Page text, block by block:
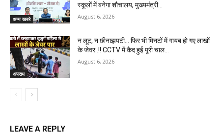
अन्य खबरे
स्कूलों में बनेगा शौचालय, मुख्यमंत्री...
August 6, 2026
अपराध
न लूट, न छीनाझपटी… फिर भी मिनटों में गायब हो गए लाखों
के जेवर..!! CCTV में कैद हुई पूरी चाल…
August 6, 2026
LEAVE A REPLY